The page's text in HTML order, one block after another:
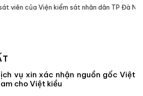
Viện kiểm sát nhân dân TP Đà Nẵng.
vụ xin xác nhận nguồn gốc Việt
cho Việt kiều